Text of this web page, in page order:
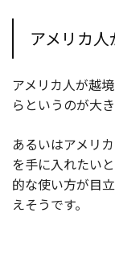
アメリカ
アメリカ人が越
らというのが大
あるいはアメリ
を手に入れたい
的な使い方が目
えそうです。